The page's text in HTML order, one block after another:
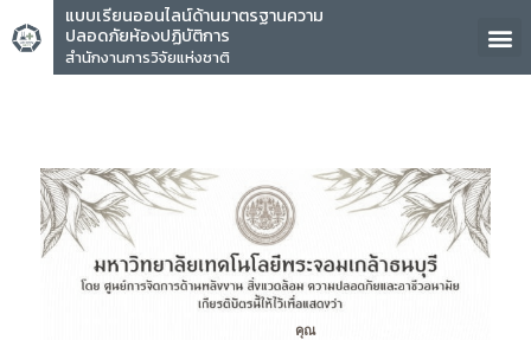
แบบเรียนออนไลน์ด้านมาตรฐานความ
ปลอดภัยห้องปฏิบัติการ
สำนักงานการวิจัยแห่งชาติ
คุณ